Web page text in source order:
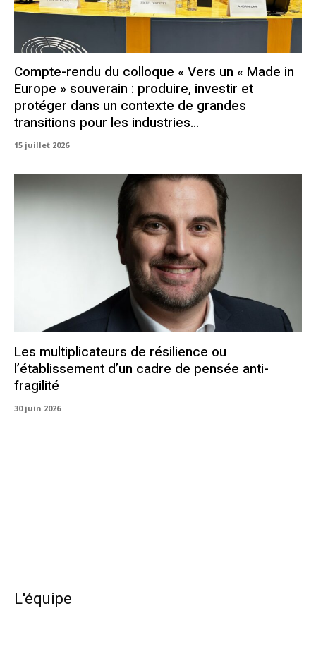
Compte-rendu du colloque « Vers un « Made in
Europe » souverain : produire, investir et
protéger dans un contexte de grandes
transitions pour les industries...
15 juillet 2026
Les multiplicateurs de résilience ou
l’établissement d’un cadre de pensée anti-
fragilité
30 juin 2026
L'équipe